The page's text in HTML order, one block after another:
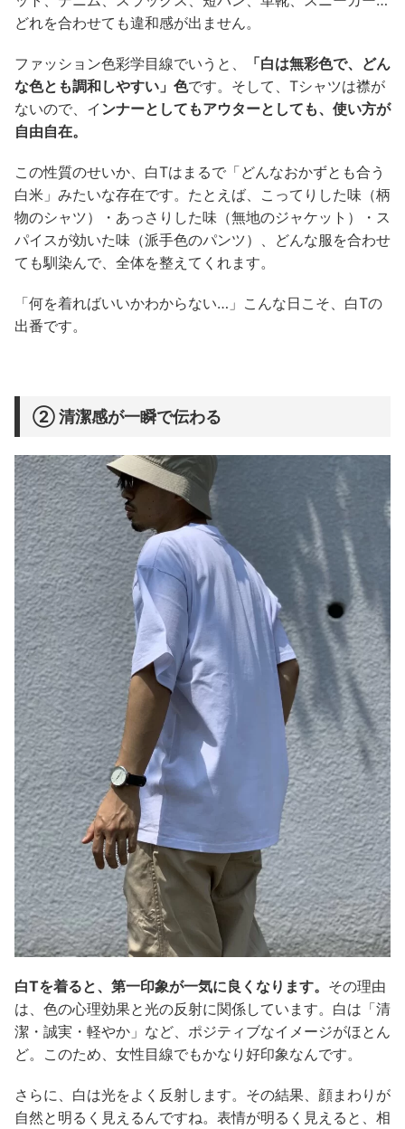
どれを合わせても違和感が出ません。
ファッション色彩学目線でいうと、
「白は無彩色で、どん
な色とも調和しやすい」色です。そして、Tシャツは襟が
ないので、イ ンナーとしてもアウターとしても、使い方が
自由自在。
この性質のせいか、白Tはまるで「どんなおかずとも合う
白米」みたいな存在です。たとえば、こってりした味（柄
物のシャツ）・あっさりした味（無地のジャケット）・ス
パイスが効いた味（派手色のパンツ）、どんな服を合わせ
ても馴染んで、全体を整えてくれます。
「何を着ればいいかわからない…」こんな日こそ、白Tの
出番です。
② 清潔感が一瞬で伝わる
白Tを着ると、第一印象が一気に良くなります。 その理由
は、色の心理効果と光の反射に関係しています。白は「清
潔・誠実・軽やか」など、ポジティブなイメージがほとん
ど。このため、女性目線でもかなり好印象なんです。
さらに、白は光をよく反射します。その結果、顔まわりが
自然と明るく見えるんですね。表情が明るく見えると、相